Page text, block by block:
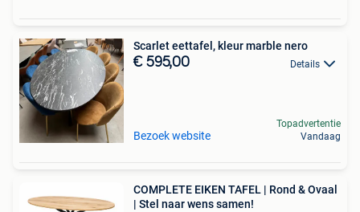
Scarlet eettafel, kleur marble nero
€ 595,00 Details
Bezoek website
Topadvertentie
Vandaag
COMPLETE EIKEN TAFEL | Rond & Ovaal
| Stel naar wens samen!